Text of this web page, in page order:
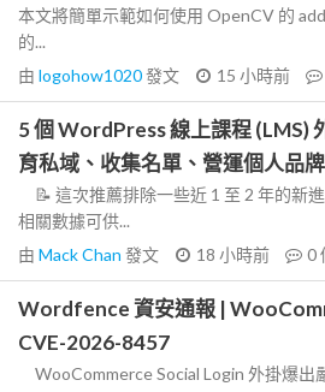
本文將簡單示範如何使用 OpenCV 的
的...
由 logohow1020發文 15 小時前
5 個 WordPress 線上課程 (LMS)
育私域、收集名單、營運個人品
📝 這次推薦排除一些近 1 至 2 年的新
相關數據可供...
由 Mack Chan 發文 18 小時前 0
Wordfence 資安通報 |
CVE-2026-8457
WooCommerce Social Login 外掛爆出